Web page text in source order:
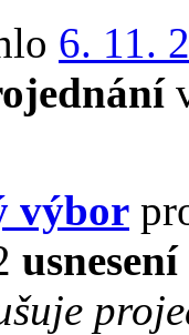
6. 11.
výbor
usnesení